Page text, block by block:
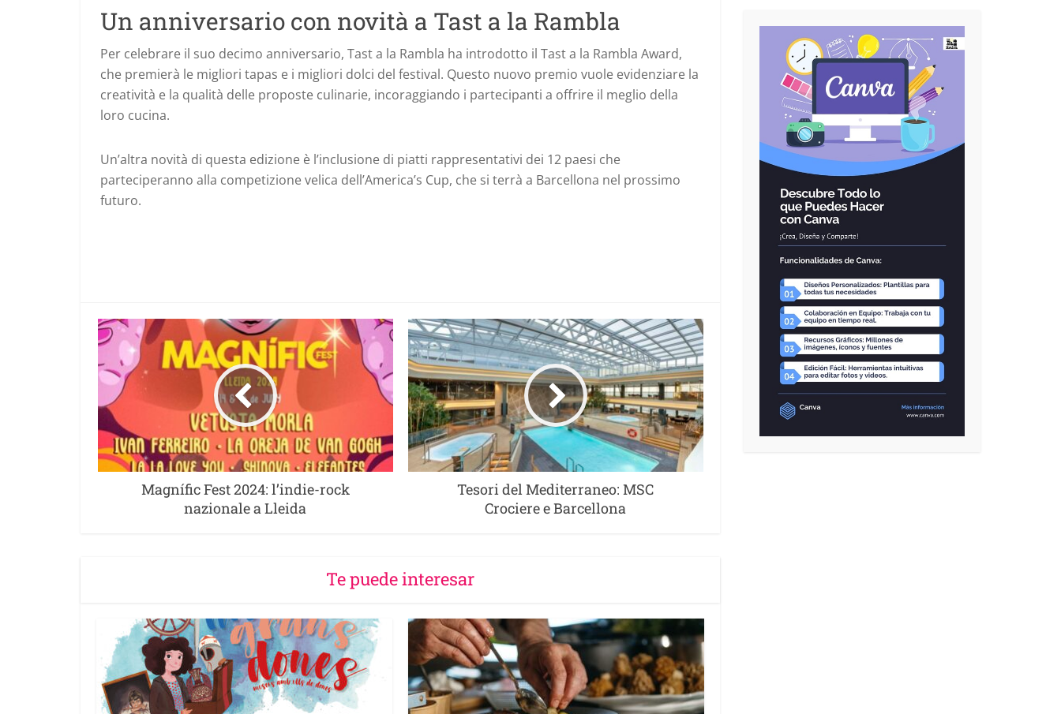
Un anniversario con novità a Tast a la Rambla
Per celebrare il suo decimo anniversario, Tast a la Rambla ha introdotto il Tast a la Rambla Award,
che premierà le migliori tapas e i migliori dolci del festival. Questo nuovo premio vuole evidenziare la
creatività e la qualità delle proposte culinarie, incoraggiando i partecipanti a offrire il meglio della
loro cucina.
Un’altra novità di questa edizione è l’inclusione di piatti rappresentativi dei 12 paesi che
parteciperanno alla competizione velica dell’America’s Cup, che si terrà a Barcellona nel prossimo
futuro.
Magnífic Fest 2024: l’indie-rock
nazionale a Lleida
Tesori del Mediterraneo: MSC
Crociere e Barcellona
Te puede interesar